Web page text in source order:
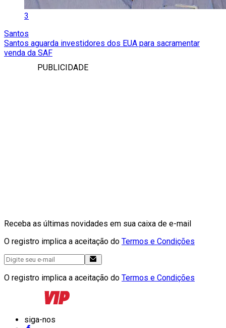
3
Santos
Santos aguarda investidores dos EUA para sacramentar
venda da SAF
PUBLICIDADE
Receba as últimas novidades em sua caixa de e-mail
O registro implica a aceitação do Termos e Condições
O registro implica a aceitação do Termos e Condições
siga-nos